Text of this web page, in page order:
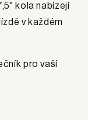
kola nabízejí
v každém
pro vaší